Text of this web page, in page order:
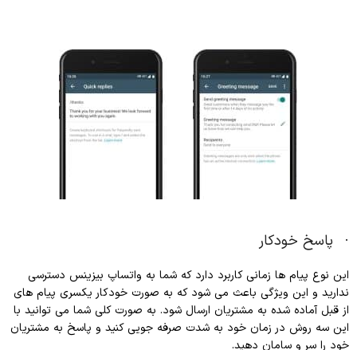
· پاسخ خودکار
این نوع پیام ها زمانی کاربرد دارد که شما به واتساپ بیزینس دسترسی
ندارید و این ویژگی باعث می شود که به صورت خودکار یکسری پیام های
از قبل آماده شده به مشتریان ارسال شود. به صورت کلی شما می توانید با
این سه روش در زمان خود به شدت صرفه جویی کنید و پاسخ به مشتریان
خود را سر و سامان دهید.